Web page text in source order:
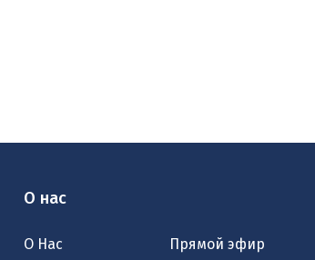
О нас
О Нас Прямой эфир